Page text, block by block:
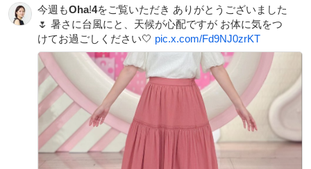
ド
を
消
す
今週もOha!4をご覧いただき ありがとうございました
🌷 暑さに台風にと、天候が心配ですが お体に気をつ
けてお過ごしください🤍 pic.x.com/Fd9NJ0zrKT